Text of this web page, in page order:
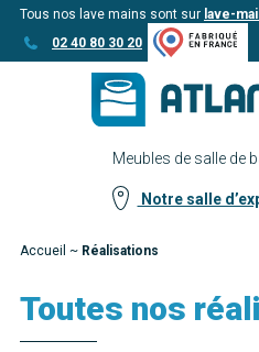
Aller
au
Aller au
contenu
Tous nos lave mains sont sur lave-
02 40 80 30 20
Meubles de salle de
Notre salle
Accueil ~ Réalisations
Toutes nos